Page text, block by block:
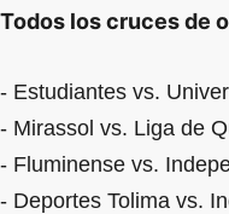
Todos los cruces de
- Estudiantes vs.
- Mirassol vs. Liga de
- Fluminense vs.
- Deportes Tolima vs.